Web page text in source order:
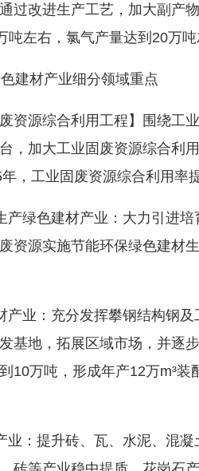
过改进生产工艺，加大副产
吨左右，氯气产量达到20万
材产业细分领域重点
源综合利用工程】围绕工业
，加大工业固废资源综合利
，工业固废资源综合利用率
色建材产业：大力引进培
资源实施节能环保绿色建材
：充分发挥攀钢结构钢及
基地，拓展区域市场，并逐
10万吨，形成年产12万m³
提升砖、瓦、水泥、混凝